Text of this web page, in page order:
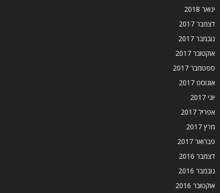
ינואר 2018
דצמבר 2017
נובמבר 2017
אוקטובר 2017
ספטמבר 2017
אוגוסט 2017
יוני 2017
אפריל 2017
מרץ 2017
פברואר 2017
דצמבר 2016
נובמבר 2016
אוקטובר 2016